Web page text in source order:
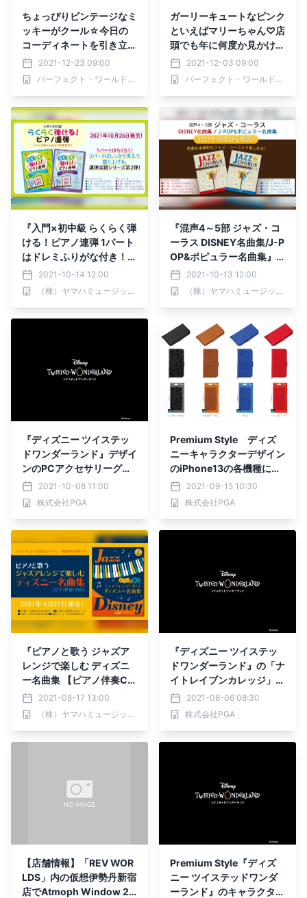
ちょっぴりビンテージなミ
ッキーがクール☆今日の
コーディネートを引き立て
てくれるエコバッグはこれ
だ！
2021-12-23 09:00
パーフェクト・ワールド株式会社
ガーリーキュートなピンク
といえばマリーちゃん♡店
頭でも年に何度か見かける
マリーちゃんグッズシリー
ズ。というわけでピンクな
マリーちゃん集めてみまし
2021-12-03 09:00
パーフェクト・ワールド株式会社
『入門×初中級 らくらく弾
ける！ピアノ連弾 1パート
はドレミふりがな付き！』
2商品 10月26日発売！
2021-10-14 12:00
（株）ヤマハミュージックエンタテインメントホールディングス
『混声4～5部 ジャズ・コ
ーラス DISNEY名曲集/J-P
OP&ポピュラー名曲集』 1
0月26日発売！
2021-10-13 12:00
（株）ヤマハミュージックエンタテインメントホールディングス
『ディズニー ツイステッ
ドワンダーランド』デザイ
ンのPCアクセサリーグッ
ズを新発売
2021-10-08 11:00
株式会社PGA
Premium Style ディズ
ニーキャラクターデザイン
のiPhone13の各機種に対
応したアイテムを順次発売
2021-09-15 10:30
株式会社PGA
『ピアノと歌う ジャズア
レンジで楽しむ ディズニ
ー名曲集 【ピアノ伴奏CD
付】』 8月27日発売！
2021-08-17 13:00
（株）ヤマハミュージックエンタテインメントホールディングス
『ディズニー ツイステッ
ドワンダーランド』の「ナ
イトレイブンカレッジ」各
寮章デザイングッズ「AirT
ag用抗菌シリコンストラ
ップ」を新発売
2021-08-06 08:30
株式会社PGA
【店舗情報】「REV WOR
LDS」内の仮想伊勢丹新宿
店でAtmoph Window 2 |
Premium Style『ディズ
ニー ツイステッドワンダ
ーランド』のキャラクター